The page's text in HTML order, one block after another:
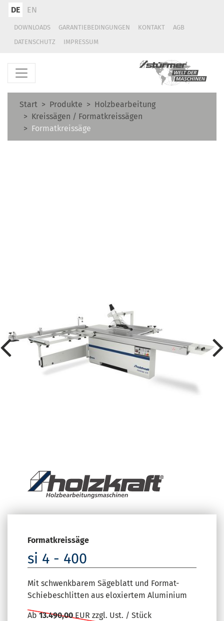
DE EN
DOWNLOADS GARANTIEBEDINGUNGEN KONTAKT
AGB
DATENSCHUTZ
IMPRESSUM
Start Produkte
Holzbearbeitung
Kreissägen / Formatkreissägen
Formatkreissäge
Formatkreissäge
si 4 - 400
Mit schwenkbarem Sägeblatt und Format-
Schiebeschlitten aus eloxiertem Aluminium
Ab13.490,00EUR zzgl. Ust. / Stück